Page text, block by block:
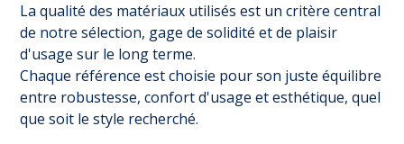
La qualité des matériaux utilisés est un critère central
de notre sélection, gage de solidité et de plaisir
d'usage sur le long terme.
Chaque référence est choisie pour son juste équilibre
entre robustesse, confort d'usage et esthétique, quel
que soit le style recherché.